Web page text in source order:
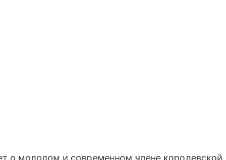
о молодом и современном члене королевской